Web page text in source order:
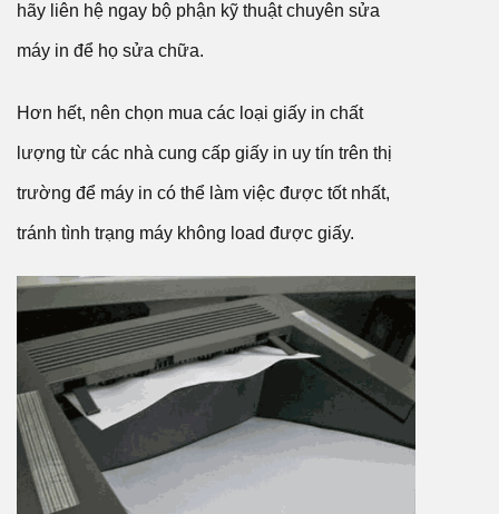
hãy liên hệ ngay bộ phận kỹ thuật chuyên sửa
máy in để họ sửa chữa.
Hơn hết, nên chọn mua các loại giấy in chất
lượng từ các nhà cung cấp giấy in uy tín trên thị
trường để máy in có thể làm việc được tốt nhất,
tránh tình trạng máy không load được giấy.